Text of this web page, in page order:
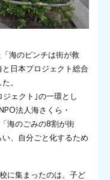
海のピンチは街が救
日本プロジェクト総合
。
ェクト｣の一環とし
法人海さくら・
海のごみの8割が街
い、自分ごと化するため
に集まったのは、子ど